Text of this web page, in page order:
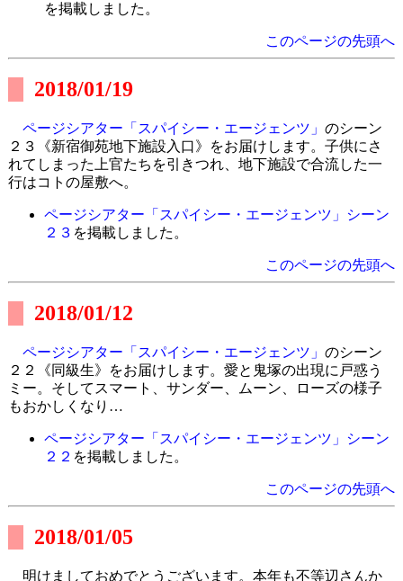
を掲載しました。
このページの先頭へ
2018/01/19
ページシアター「スパイシー・エージェンツ」 のシーン
２３《新宿御苑地下施設入口》をお届けします。子供にさ
れてしまった上官たちを引きつれ、地下施設で合流した一
行はコトの屋敷へ。
ページシアター「スパイシー・エージェンツ」シーン
２３ を掲載しました。
このページの先頭へ
2018/01/12
ページシアター「スパイシー・エージェンツ」 のシーン
２２《同級生》をお届けします。愛と鬼塚の出現に戸惑う
ミー。そしてスマート、サンダー、ムーン、ローズの様子
もおかしくなり…
ページシアター「スパイシー・エージェンツ」シーン
２２ を掲載しました。
このページの先頭へ
2018/01/05
明けましておめでとうございます。本年も不等辺さんか